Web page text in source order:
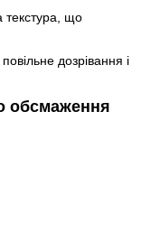
текстура, що
дозрівання і
обсмаження